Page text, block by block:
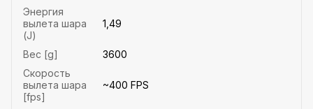
Энергия
вылета шара
(J)
1,49
Вес [g]
3600
Скорость
вылета шара
[fps]
~400 FPS